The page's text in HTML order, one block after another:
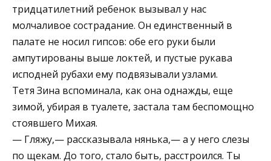
тридцатилетний ребенок вызывал у нас
молчаливое сострадание. Он единственный в
палате не носил гипсов: обе его руки были
ампутированы выше локтей, и пустые рукава
исподней рубахи ему подвязывали узлами.
Тетя Зина вспоминала, как она однажды, еще
зимой, убирая в туалете, застала там беспомощно
стоявшего Михая.
— Гляжу,— рассказывала нянька,— а у него слезы
по щекам. До того, стало быть, расстроился. Ты